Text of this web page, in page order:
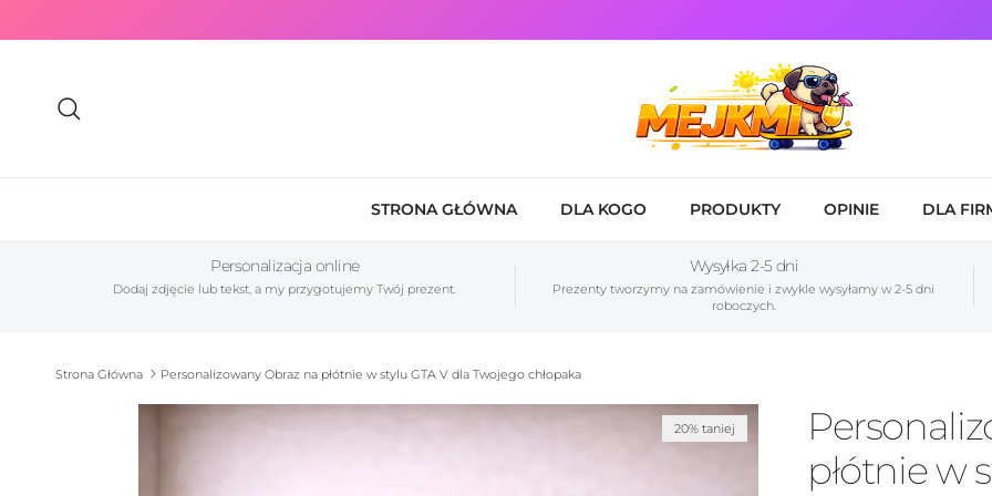
STRONA GŁÓWNA DLA KOGO PRODUKTY OPINIE DLA
Personalizacja online
Dodaj zdjęcie lub tekst, a my przygotujemy Twój prezent.
Wysyłka 2-5 dni
Prezenty tworzymy na zamówienie i zwykle wysyłamy w 2-5 dni
roboczych.
Strona Główna Personalizowany Obraz na płótnie w stylu GTA V dla Twojego chłopaka
Przewiń do informacji o produkcie
20% taniej
płótnie w